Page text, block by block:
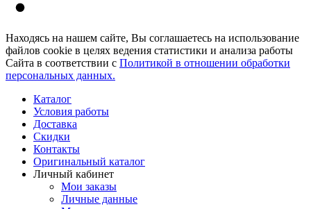
Находясь на нашем сайте, Вы соглашаетесь на использование
файлов cookie в целях ведения статистики и анализа работы
Сайта в соответствии с Политикой в отношении обработки
персональных данных.
Каталог
Условия работы
Доставка
Скидки
Контакты
Оригинальный каталог
Личный кабинет
Мои заказы
Личные данные